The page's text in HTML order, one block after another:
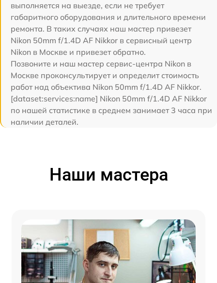
выполняется на выезде, если не требует
габаритного оборудования и длительного времени
ремонта. В таких случаях наш мастер привезет
Nikon 50mm f/1.4D AF Nikkor в сервисный центр
Nikon в Москве и привезет обратно.
Позвоните и наш мастер сервис-центра Nikon в
Москве проконсультирует и определит стоимость
работ над объектива Nikon 50mm f/1.4D AF Nikkor.
[dataset:services:name] Nikon 50mm f/1.4D AF Nikkor
по нашей статистике в среднем занимает 3 часа при
наличии деталей.
Наши мастера